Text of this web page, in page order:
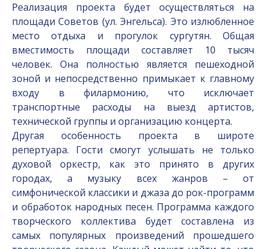
Реализация проекта будет осуществляться на
площади Советов (ул. Энгельса). Это излюбленное
место отдыха и прогулок сургутян. Общая
вместимость площади составляет 10 тысяч
человек. Она полностью является пешеходной
зоной и непосредственно примыкает к главному
входу в филармонию, что исключает
транспортные расходы на выезд артистов,
технической группы и организацию концерта.
Другая особенность проекта в широте
репертуара. Гости смогут услышать не только
духовой оркестр, как это принято в других
городах, а музыку всех жанров – от
симфонической классики и джаза до рок-программ
и обработок народных песен. Программа каждого
творческого коллектива будет составлена из
самых популярных произведений прошедшего